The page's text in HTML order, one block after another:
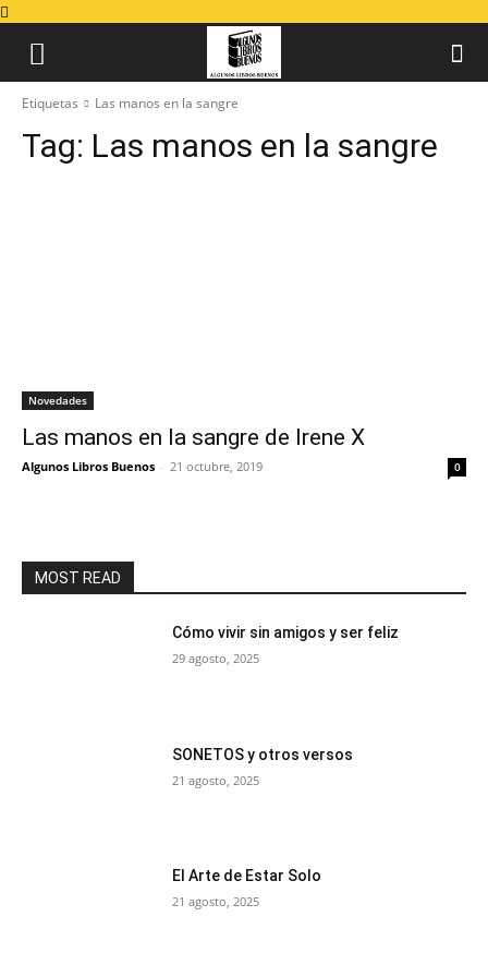
Etiquetas Las manos en la sangre
Tag: Las manos en la sangre
Novedades
Las manos en la sangre de Irene X
Algunos Libros Buenos - 21 octubre, 2019 0
MOST READ
Cómo vivir sin amigos y ser feliz
29 agosto, 2025
SONETOS y otros versos
21 agosto, 2025
El Arte de Estar Solo
21 agosto, 2025